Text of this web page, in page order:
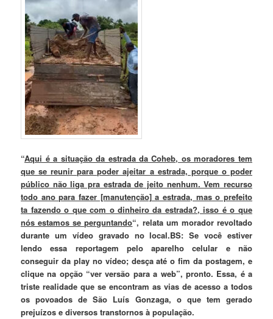
“Aqui é a situação da estrada da Coheb, os moradores tem
que se reunir para poder ajeitar a estrada, porque o poder
público não liga pra estrada de jeito nenhum. Vem recurso
todo ano para fazer [manutenção] a estrada, mas o prefeito
ta fazendo o que com o dinheiro da estrada?, isso é o que
nós estamos se perguntando“, relata um morador revoltado
durante um vídeo gravado no local.BS: Se você estiver
lendo essa reportagem pelo aparelho celular e não
conseguir da play no vídeo; desça até o fim da postagem, e
clique na opção “ver versão para a web”, pronto. Essa, é a
triste realidade que se encontram as vias de acesso a todos
os povoados de São Luís Gonzaga, o que tem gerado
prejuízos e diversos transtornos à população.